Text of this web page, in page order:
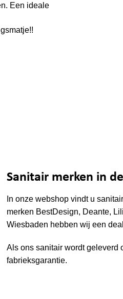
Een ideale
Sanitair merken in
In onze webshop vindt u
merken BestDesign, Deante,
Wiesbaden hebben wij een
Als ons sanitair wordt geleverd
fabrieksgarantie.